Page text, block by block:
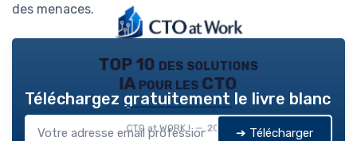
des menaces.
TOP 10 des solutions
IA pour les CTO
CTO at WORK ! — 2026
Téléchargez gratuitement le livre blanc
➔ Télécharger